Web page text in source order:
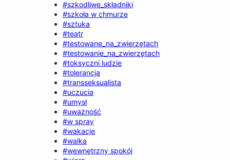
#szkodliwe_składniki
#szkoła w chmurze
#sztuka
#teatr
#testowane_na_zwierzętach
#testowanie_na_zwierzętach
#toksyczni ludzie
#tolerancja
#transseksualista
#uczucia
#umysł
#uważność
#w spray
#wakacje
#walka
#wewnętrzny spokój